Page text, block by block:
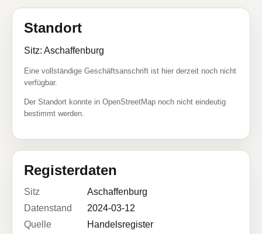
Standort
Sitz: Aschaffenburg
Eine vollständige Geschäftsanschrift ist hier derzeit noch nicht
verfügbar.
Der Standort konnte in OpenStreetMap noch nicht eindeutig
bestimmt werden.
Registerdaten
Sitz
Aschaffenburg
Datenstand
2024-03-12
Quelle
Handelsregister